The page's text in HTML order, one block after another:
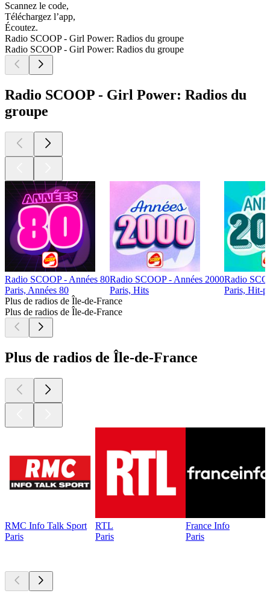
Scannez le code,
Téléchargez l’app,
Écoutez.
Radio SCOOP - Girl Power: Radios du groupe
Radio SCOOP - Girl Power: Radios du groupe
Radio SCOOP - Girl Power: Radios du
groupe
Radio SCOOP - Années 80
Paris, Années 80
Radio SCOOP - Années 2000
Paris, Hits
Radio
Paris, Hit-
Plus de radios de Île-de-France
Plus de radios de Île-de-France
Plus de radios de Île-de-France
RMC Info Talk Sport
Paris
RTL
Paris
France Info
Paris